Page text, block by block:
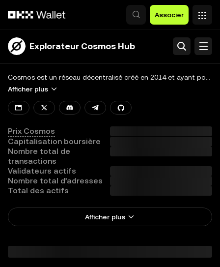
Associer
Explorateur Cosmos Hub
Blockchain
Jetons
Développeurs
Afficher plus
Prix Cosmos
Capitalisation boursière
Nombre total de
transactions
Validateurs actifs
Nombre total d’adresses
Total des actifs
Afficher plus